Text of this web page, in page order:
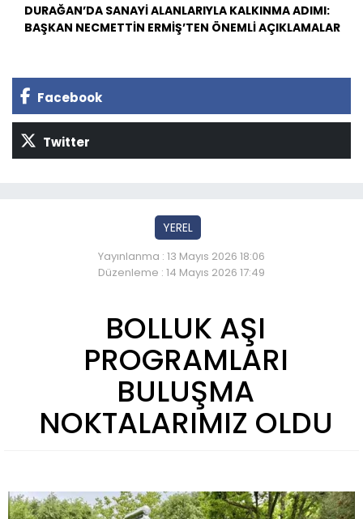
DURAĞAN’DA SANAYİ ALANLARIYLA KALKINMA ADIMI:
BAŞKAN NECMETTİN ERMİŞ’TEN ÖNEMLİ AÇIKLAMALAR
Facebook
Twitter
YEREL
Yayınlanma : 13 Mayıs 2026 18:06
Düzenleme : 14 Mayıs 2026 17:49
BOLLUK AŞI
PROGRAMLARI
BULUŞMA
NOKTALARIMIZ OLDU